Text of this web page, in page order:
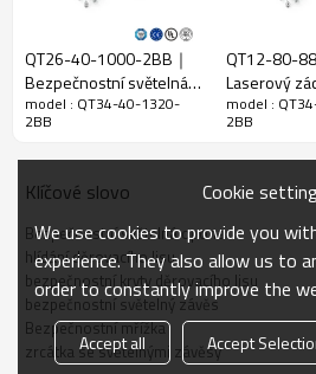
Zkontrolujte
48 mm
Počet paprsků
34
Výška ochrany
1320 mm
51 mm * 35 mm * L, L
vzdálenost
30-6000 mm; 30-
Doba odezvy ≤15 ms
Mechanická data
Domovní
QT26-40-1000-2BB｜
Bezpečnostní světelná
záclonová zrcátka｜
DADISICK
model : QT34-40-1320-
2BB
QT12-80-
Laserový
senzor｜
model :
2BB
Klíčové slovo
Bezpečnostní světelná opona
hlídání děrovacího lisu
bezpečnostní kryty děrovacího lisu
bezpečnostní světelný závěs
Bezpečnostní mřížka
zrcátka se světelnými závěsy
Cookie
We use cookies to provide you
experience. They also allow us to
order to constantly improve the
Accept all Accept